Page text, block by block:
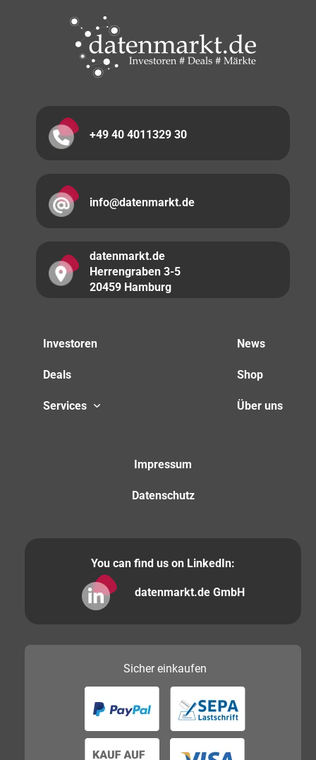
+49 40 4011329 30
info@datenmarkt.de
datenmarkt.de
Herrengraben 3-5
20459 Hamburg
Investoren
Deals
Services
News
Shop
Über uns
Impressum
Datenschutz
You can find us on LinkedIn:
datenmarkt.de GmbH
Sichereinkaufen